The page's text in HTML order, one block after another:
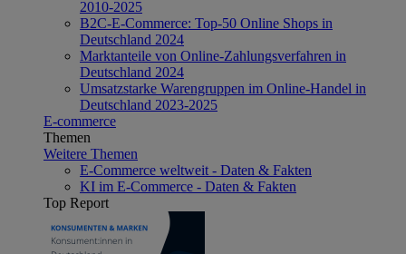
2010-2025
B2C-E-Commerce: Top-50 Online Shops in
Deutschland 2024
Marktanteile von Online-Zahlungsverfahren in
Deutschland 2024
Umsatzstarke Warengruppen im Online-Handel in
Deutschland 2023-2025
E-commerce
Themen
Weitere Themen
E-Commerce weltweit - Daten & Fakten
KI im E-Commerce - Daten & Fakten
Top Report